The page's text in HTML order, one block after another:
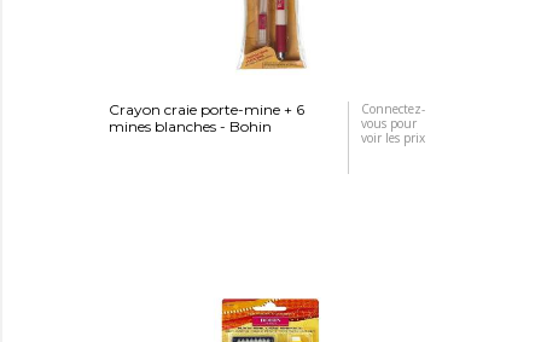
Crayon craie porte-mine + 6
mines blanches - Bohin
Connectez-
vous pour
voir les prix